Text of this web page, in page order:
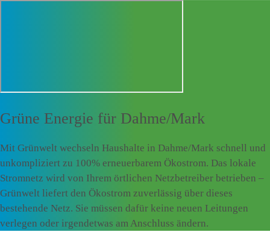
Grüne Energie für Dahme/Mark
Mit Grünwelt wechseln Haushalte in Dahme/Mark schnell und
unkompliziert zu 100% erneuerbarem Ökostrom. Das lokale
Stromnetz wird von Ihrem örtlichen Netzbetreiber betrieben –
Grünwelt liefert den Ökostrom zuverlässig über dieses
bestehende Netz. Sie müssen dafür keine neuen Leitungen
verlegen oder irgendetwas am Anschluss ändern.